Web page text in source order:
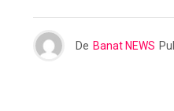
De Banat NEWS